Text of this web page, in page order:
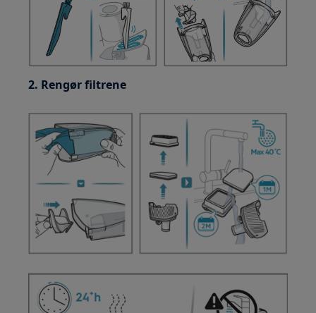
2. Rengør filtrene